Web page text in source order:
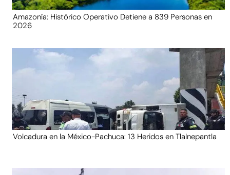
Amazonía: Histórico Operativo Detiene a 839 Personas en
2026
Volcadura en la México-Pachuca: 13 Heridos en Tlalnepantla